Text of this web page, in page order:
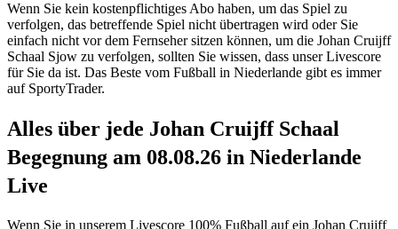
Wenn Sie kein kostenpflichtiges Abo haben, um das Spiel zu
verfolgen, das betreffende Spiel nicht übertragen wird oder Sie
einfach nicht vor dem Fernseher sitzen können, um die Johan Cruijff
Schaal Sjow zu verfolgen, sollten Sie wissen, dass unser Livescore
für Sie da ist. Das Beste vom Fußball in Niederlande gibt es immer
auf SportyTrader.
Alles über jede Johan Cruijff Schaal
Begegnung am 08.08.26 in Niederlande
Live
Wenn Sie in unserem Livescore 100% Fußball auf ein Johan Cruijff